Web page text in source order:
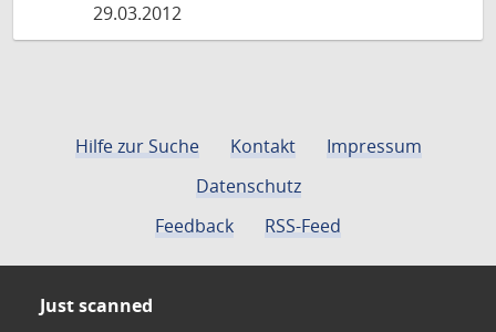
29.03.2012
Hilfe zur Suche Kontakt
Impressum
Datenschutz
Feedback
RSS-Feed
Just scanned